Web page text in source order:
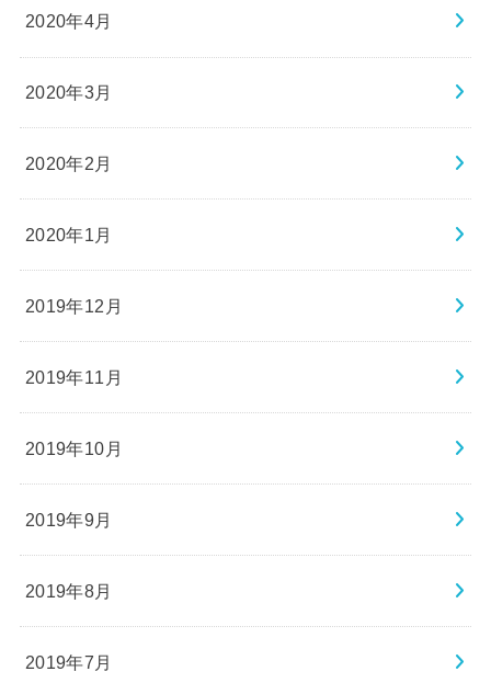
2020年4月
2020年3月
2020年2月
2020年1月
2019年12月
2019年11月
2019年10月
2019年9月
2019年8月
2019年7月